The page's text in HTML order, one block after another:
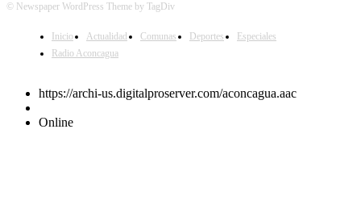
© Newspaper WordPress Theme by TagDiv
Inicio Actualidad Comunas Deportes
Especiales
Radio Aconcagua
https://archi-us.digitalproserver.com/aconcagua.aac
Online